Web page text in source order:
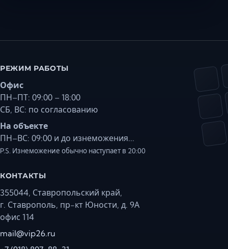
РЕЖИМ РАБОТЫ
Офис
ПН–ПТ: 09:00 – 18:00
СБ, ВС: по согласованию
На объекте
ПН–ВС: 09:00 и до изнеможения...
P.S. Изнеможение обычно наступает в 20:00
КОНТАКТЫ
355044, Ставропольский край,
г. Ставрополь, пр-кт Юности, д. 9А
офис 114
mail@vip26.ru